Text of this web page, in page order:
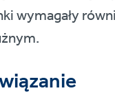
wymagały